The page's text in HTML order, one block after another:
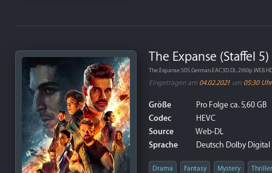
The Expanse (Staffel 5)
Eingetragen am 04.02.2021 um 05:30 Uhr
Größe
Pro Folge ca. 5,60 GB
Codec
HEVC
Source
Web-DL
Sprache
Deutsch Dolby Digital
Drama Fantasy Mystery Thriller